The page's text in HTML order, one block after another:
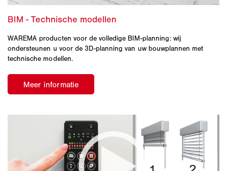
WAREMA producten voor de volledige BIM-planning: wij
ondersteunen u voor de 3D-planning van uw bouwplannen met
technische modellen.